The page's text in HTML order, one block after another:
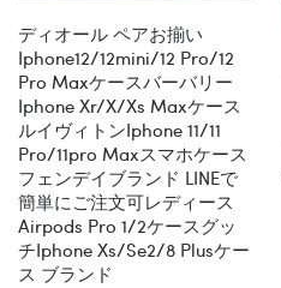
ディオール ペアお揃い
Iphone12/12mini/12 Pro/12
Pro Maxケースバーバリー
Iphone Xr/x/xs Maxケース
ルイヴィトンiphone 11/11
Pro/11pro Maxスマホケース
フェンデイブランド LINEで
簡単にご注文可レディース
Airpods Pro 1/2ケースグッ
チiphone Xs/se2/8 Plusケー
ス ブランド